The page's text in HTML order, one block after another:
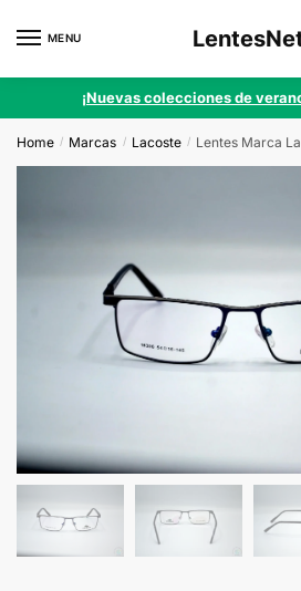
MENU
¡Nuevas colecciones de
Home / Marcas / Lacoste / Lentes Marca